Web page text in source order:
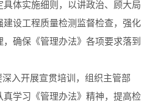
体实施细则，以讲政治、顾大局
设工程质量检测监督检查，强化
确保《管理办法》各项要求落到
入开展宣贯培训，组织主管部
学习《管理办法》精神，提高检